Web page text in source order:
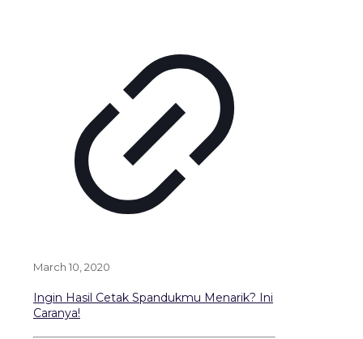
March 10, 2020
Ingin Hasil Cetak Spandukmu Menarik? Ini
Caranya!